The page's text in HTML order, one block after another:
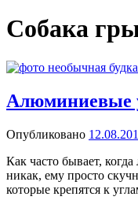
Собака
Алюминиевые
Опубликовано
Как часто бывает,
никак, ему просто
которые крепятся к